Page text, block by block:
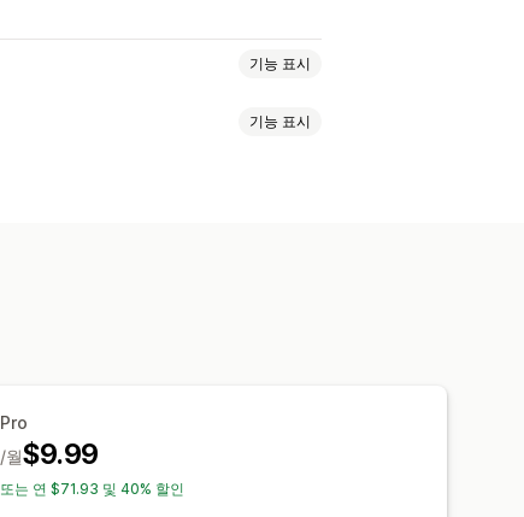
기능 표시
기능 표시
Pro
$9.99
/월
또는 연 $71.93 및 40% 할인